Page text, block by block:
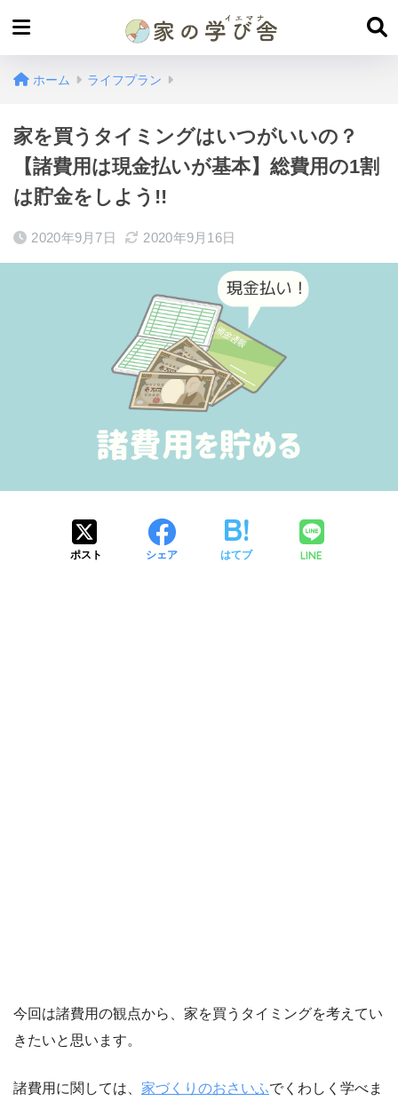
ホーム ライフプラン
家を買うタイミングはいつがいいの？
【諸費用は現金払いが基本】総費用の1割
は貯金をしよう!!
2020年9月7日 2020年9月16日
ポスト シェア はてブ LINE
今回は諸費用の観点から、家を買うタイミングを考えてい
きたいと思います。
諸費用に関しては、 家づくりのおさいふでくわしく学べま